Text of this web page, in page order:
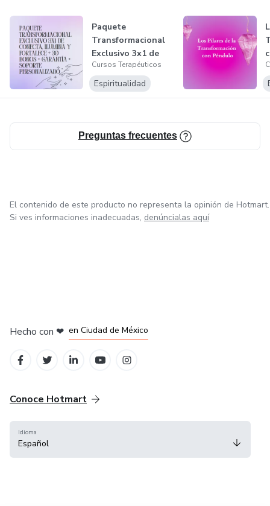
Paquete
Transformacional
Exclusivo 3x1 de
Conecta, Ilumina
y...
Cursos Terapéuticos
Espiritualidad
Preguntas frecuentes
El contenido de este producto no representa la opinión de Hotmart.
Si ves informaciones inadecuadas, denúncialas aquí
Hecho con ❤ en Ciudad de México
Conoce Hotmart
Idioma
Español